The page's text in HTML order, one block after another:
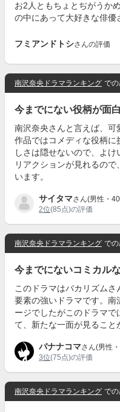
お2人ともちょとぢがうか
の中にあって大好きな俳優
フミアンドトシさんの評価
南沢奈央ドラマランキング で
今までにない役柄が面
南沢奈央さんと言えば、可
作品ではコメディな役柄に
しさは隠せないので、よ
リアクションが見れるの
います。
サイタマさん(男性・
2位(85点)の評価
南沢奈央ドラマランキング で
今までにないコミカル
このドラマはバカリズム
要素の強いドラマです。南
ージでしたがこのドラマ
て、新たな一面が見ること
バナナコマさん(男性
3位(75点)の評価
南沢奈央ドラマランキング で